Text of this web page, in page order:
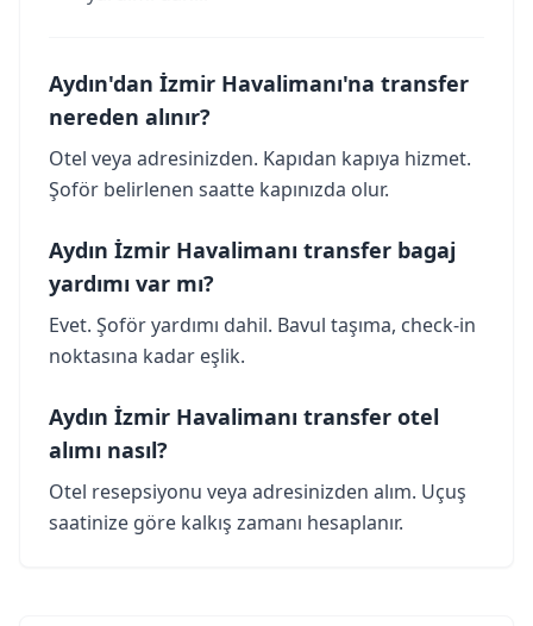
Aydın'dan İzmir Havalimanı'na transfer
nereden alınır?
Otel veya adresinizden. Kapıdan kapıya hizmet.
Şoför belirlenen saatte kapınızda olur.
Aydın İzmir Havalimanı transfer bagaj
yardımı var mı?
Evet. Şoför yardımı dahil. Bavul taşıma, check-in
noktasına kadar eşlik.
Aydın İzmir Havalimanı transfer otel
alımı nasıl?
Otel resepsiyonu veya adresinizden alım. Uçuş
saatinize göre kalkış zamanı hesaplanır.